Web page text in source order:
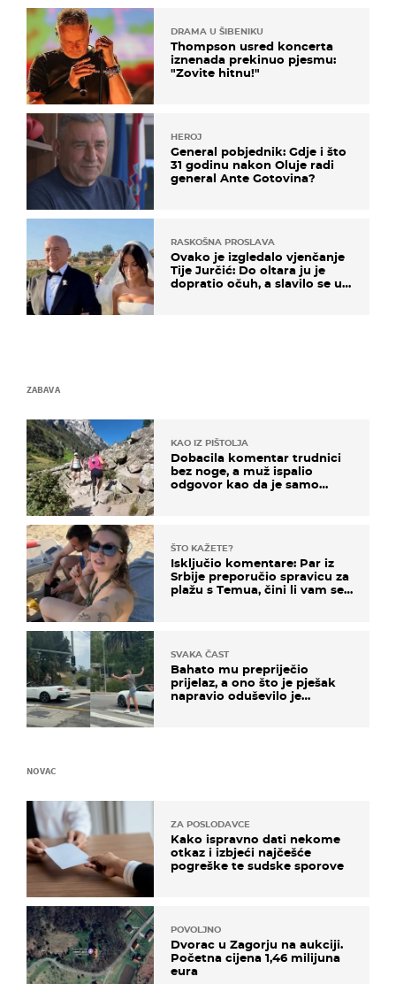
DRAMA U ŠIBENIKU
Thompson usred koncerta
iznenada prekinuo pjesmu:
"Zovite hitnu!"
HEROJ
General pobjednik: Gdje i što
31 godinu nakon Oluje radi
general Ante Gotovina?
RASKOŠNA PROSLAVA
Ovako je izgledalo vjenčanje
Tije Jurčić: Do oltara ju je
dopratio očuh, a slavilo se uz
ZABAVA
KAO IZ PIŠTOLJA
Dobacila komentar trudnici
bez noge, a muž ispalio
odgovor kao da je samo
ŠTO KAŽETE?
Isključio komentare: Par iz
Srbije preporučio spravicu za
plažu s Temua, čini li vam se
SVAKA ČAST
Bahato mu prepriječio
prijelaz, a ono što je pješak
napravio oduševilo je
NOVAC
ZA POSLODAVCE
Kako ispravno dati nekome
otkaz i izbjeći najčešće
pogreške te sudske sporove
POVOLJNO
Dvorac u Zagorju na aukciji.
Početna cijena 1,46 milijuna
eura